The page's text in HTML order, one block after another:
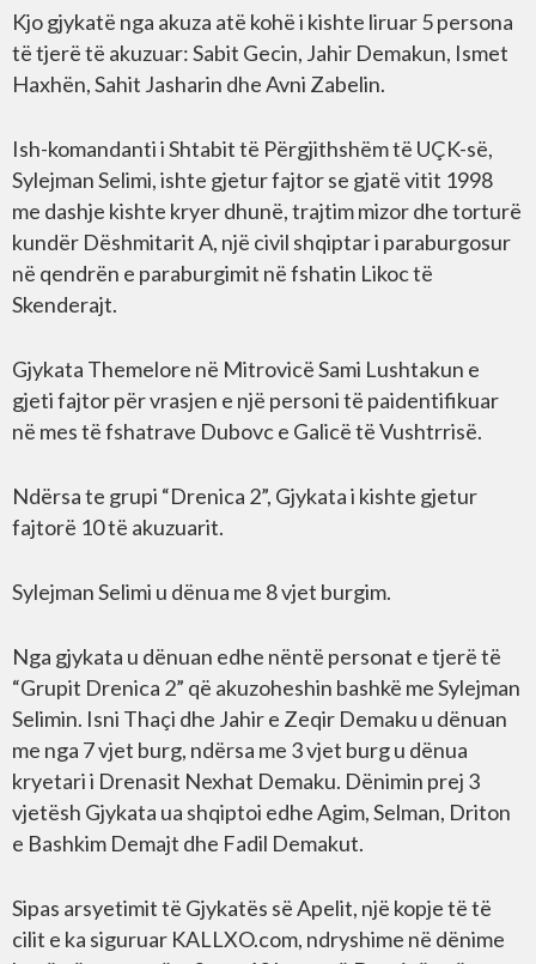
Kjo gjykatë nga akuza atë kohë i kishte liruar 5 persona
të tjerë të akuzuar: Sabit Gecin, Jahir Demakun, Ismet
Haxhën, Sahit Jasharin dhe Avni Zabelin.
Ish-komandanti i Shtabit të Përgjithshëm të UÇK-së,
Sylejman Selimi, ishte gjetur fajtor se gjatë vitit 1998
me dashje kishte kryer dhunë, trajtim mizor dhe torturë
kundër Dëshmitarit A, një civil shqiptar i paraburgosur
në qendrën e paraburgimit në fshatin Likoc të
Skenderajt.
Gjykata Themelore në Mitrovicë Sami Lushtakun e
gjeti fajtor për vrasjen e një personi të paidentifikuar
në mes të fshatrave Dubovc e Galicë të Vushtrrisë.
Ndërsa te grupi “Drenica 2”, Gjykata i kishte gjetur
fajtorë 10 të akuzuarit.
Sylejman Selimi u dënua me 8 vjet burgim.
Nga gjykata u dënuan edhe nëntë personat e tjerë të
“Grupit Drenica 2” që akuzoheshin bashkë me Sylejman
Selimin. Isni Thaçi dhe Jahir e Zeqir Demaku u dënuan
me nga 7 vjet burg, ndërsa me 3 vjet burg u dënua
kryetari i Drenasit Nexhat Demaku. Dënimin prej 3
vjetësh Gjykata ua shqiptoi edhe Agim, Selman, Driton
e Bashkim Demajt dhe Fadil Demakut.
Sipas arsyetimit të Gjykatës së Apelit, një kopje të të
cilit e ka siguruar KALLXO.com, ndryshime në dënime